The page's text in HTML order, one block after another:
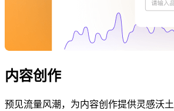
内容创作
预见流量风潮，为内容创作提供灵感沃土